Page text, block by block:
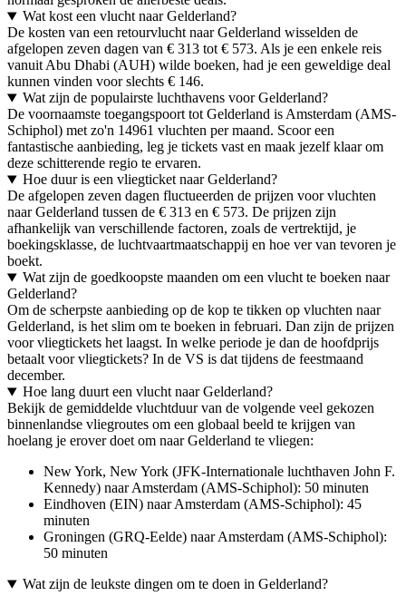
Wat kost een vlucht naar Gelderland?
De kosten van een retourvlucht naar Gelderland wisselden de
afgelopen zeven dagen van € 313 tot € 573. Als je een enkele reis
vanuit Abu Dhabi (AUH) wilde boeken, had je een geweldige deal
kunnen vinden voor slechts € 146.
Wat zijn de populairste luchthavens voor Gelderland?
De voornaamste toegangspoort tot Gelderland is Amsterdam (AMS-
Schiphol) met zo'n 14961 vluchten per maand. Scoor een
fantastische aanbieding, leg je tickets vast en maak jezelf klaar om
deze schitterende regio te ervaren.
Hoe duur is een vliegticket naar Gelderland?
De afgelopen zeven dagen fluctueerden de prijzen voor vluchten
naar Gelderland tussen de € 313 en € 573. De prijzen zijn
afhankelijk van verschillende factoren, zoals de vertrektijd, je
boekingsklasse, de luchtvaartmaatschappij en hoe ver van tevoren je
boekt.
Wat zijn de goedkoopste maanden om een vlucht te boeken naar
Gelderland?
Om de scherpste aanbieding op de kop te tikken op vluchten naar
Gelderland, is het slim om te boeken in februari. Dan zijn de prijzen
voor vliegtickets het laagst. In welke periode je dan de hoofdprijs
betaalt voor vliegtickets? In de VS is dat tijdens de feestmaand
december.
Hoe lang duurt een vlucht naar Gelderland?
Bekijk de gemiddelde vluchtduur van de volgende veel gekozen
binnenlandse vliegroutes om een globaal beeld te krijgen van
hoelang je erover doet om naar Gelderland te vliegen:
New York, New York (JFK-Internationale luchthaven John F.
Kennedy) naar Amsterdam (AMS-Schiphol): 50 minuten
Eindhoven (EIN) naar Amsterdam (AMS-Schiphol): 45
minuten
Groningen (GRQ-Eelde) naar Amsterdam (AMS-Schiphol):
50 minuten
Wat zijn de leukste dingen om te doen in Gelderland?